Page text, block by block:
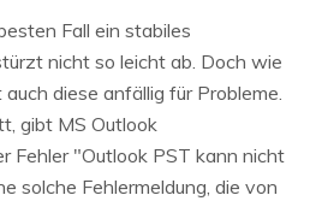
Fall ein stabiles
nicht so leicht ab. Doch wie
diese anfällig für Probleme.
gibt MS Outlook
Fehler "Outlook PST kann nicht
solche Fehlermeldung, die von